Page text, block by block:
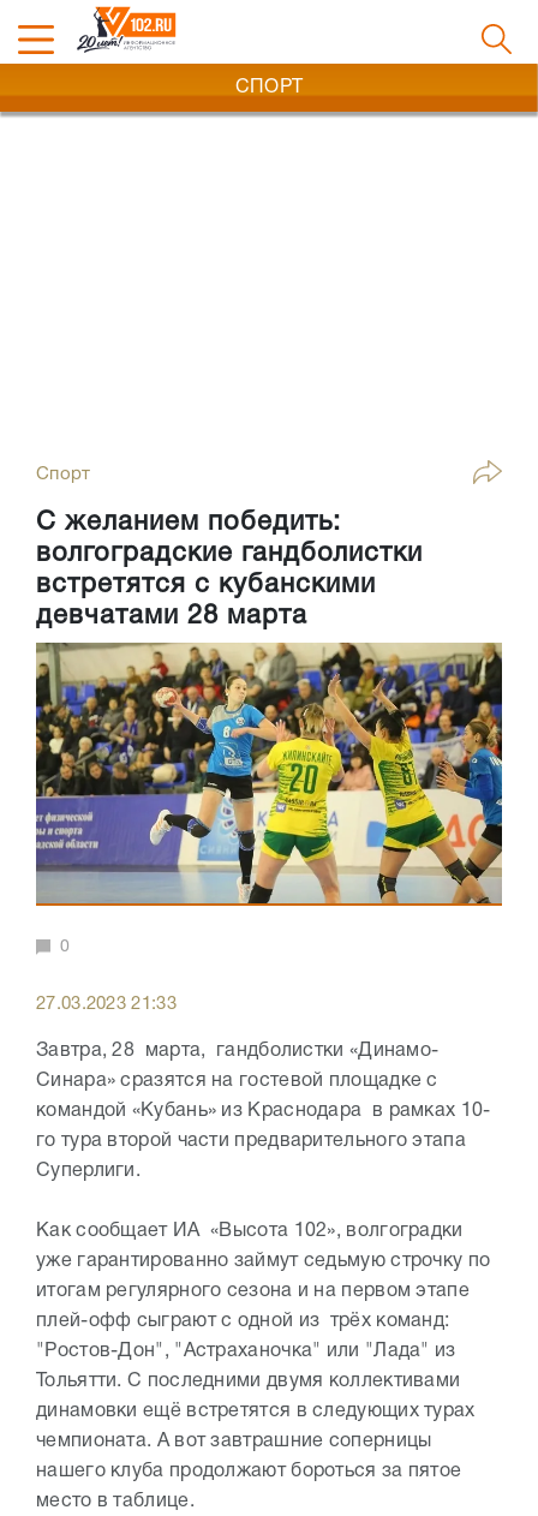
СПОРТ
Спорт
С желанием победить:
волгоградские гандболистки
встретятся с кубанскими
девчатами 28 марта
0
27.03.2023 21:33
Завтра, 28 марта, гандболистки «Динамо-
Синара» сразятся на гостевой площадке с
командой «Кубань» из Краснодара в рамках 10-
го тура второй части предварительного этапа
Cуперлиги.
Как сообщает ИА «Высота 102», волгоградки
уже гарантированно займут седьмую строчку по
итогам регулярного сезона и на первом этапе
плей-офф сыграют с одной из трёх команд:
"Ростов-Дон", "Астраханочка" или "Лада" из
Тольятти. С последними двумя коллективами
динамовки ещё встретятся в следующих турах
чемпионата. А вот завтрашние соперницы
нашего клуба продолжают бороться за пятое
место в таблице.